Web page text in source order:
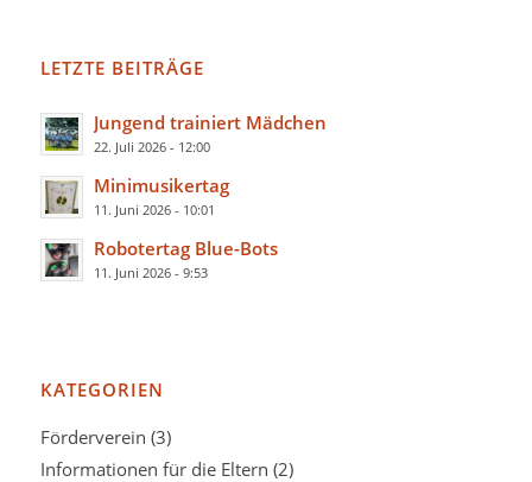
LETZTE BEITRÄGE
Jungend trainiert Mädchen
22. Juli 2026 - 12:00
Minimusikertag
11. Juni 2026 - 10:01
Robotertag Blue-Bots
11. Juni 2026 - 9:53
KATEGORIEN
Förderverein (3)
Informationen für die Eltern (2)